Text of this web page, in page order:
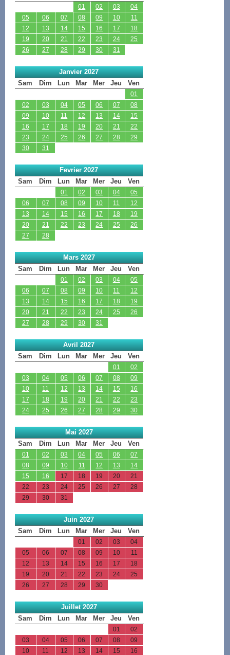
01 02 03
04
05
06 07 08 09 10
11
12
13 14 15 16 17
18
19
20 21 22 23 24
25
26
27 28 29 30 31
Janvier 2027
Sam
Dim Lun Mar Mer Jeu Ven
01
02
03 04 05 06 07
08
09
10 11 12 13 14
15
16
17 18 19 20 21
22
23
24 25 26 27 28
29
30
31
Fevrier 2027
Sam
Dim Lun Mar Mer Jeu Ven
01 02 03 04
05
06
07 08 09 10 11
12
13
14 15 16 17 18
19
20
21 22 23 24 25
26
27
28
Mars 2027
Sam
Dim Lun Mar Mer Jeu Ven
01 02 03 04
05
06
07 08 09 10 11
12
13
14 15 16 17 18
19
20
21 22 23 24 25
26
27
28 29 30 31
Avril 2027
Sam
Dim Lun Mar Mer Jeu Ven
01
02
03
04 05 06 07 08
09
10
11 12 13 14 15
16
17
18 19 20 21 22
23
24
25 26 27 28 29 30
Mai 2027
Sam
Dim Lun Mar Mer Jeu Ven
01 02 03 04 05 06
07
08
09 10 11 12 13
14
15
16 17 18 19 20
21
22
23 24 25 26 27
28
29
30 31
Juin 2027
Sam
Dim Lun Mar Mer Jeu Ven
01 02 03
04
05
06 07 08 09 10
11
12
13 14 15 16 17
18
19
20 21 22 23 24
25
26
27 28 29 30
Juillet 2027
Sam
Dim Lun Mar Mer Jeu Ven
01
02
03
04 05 06 07 08
09
10
11 12 13 14 15 16